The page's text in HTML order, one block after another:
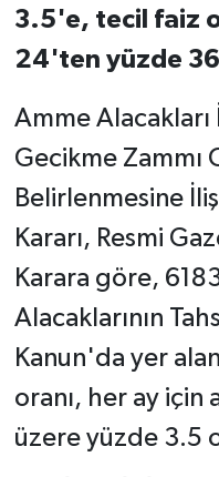
3.5'e, tecil faiz
24'ten yüzde
Amme
Gecikme Zammı
Belirlenmesine
Kararı, Resmi
Karara göre,
Alacaklarının
Kanun'da yer
oranı, her ay için
üzere yüzde 3.5